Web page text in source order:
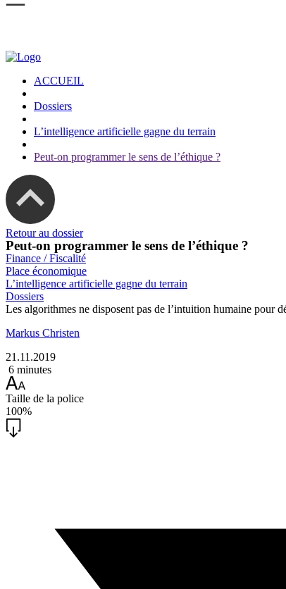
ACCUEIL
Dossiers
L’intelligence artificielle gagne du terrain
Peut-on programmer le sens de l’éthique ?
Retour au dossier
Peut-on programmer le sens de l’éthique ?
Finance / Fiscalité
Place économique
L’intelligence artificielle gagne du terrain
Dossiers
Les algorithmes ne disposent pas de l’intuition humaine pour
Markus Christen
21.11.2019
6 minutes
Taille de la police
100%